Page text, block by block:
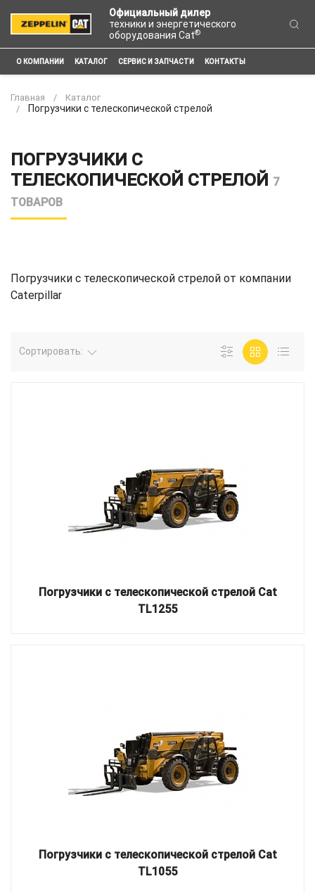
Официальный дилер
техники и энергетического
оборудования Cat®
О КОМПАНИИ КАТАЛОГ СЕРВИС И ЗАПЧАСТИ КОНТАКТЫ
Главная Каталог
Погрузчики с телескопической стрелой
ПОГРУЗЧИКИ С
ТЕЛЕСКОПИЧЕСКОЙ СТРЕЛОЙ 7
ТОВАРОВ
Погрузчики с телескопической стрелой от компании
Caterpillar
Сортировать:
Погрузчики с телескопической стрелой Cat
TL1255
Погрузчики с телескопической стрелой Cat
TL1055